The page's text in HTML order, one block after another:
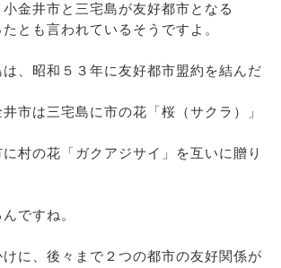
金井市と三宅島が友好都市となる
とも言われているそうですよ。
、昭和５３年に友好都市盟約を結んだ
市は三宅島に市の花「桜（サクラ）」
村の花「ガクアジサイ」を互いに贈り
ですね。
に、後々まで２つの都市の友好関係が